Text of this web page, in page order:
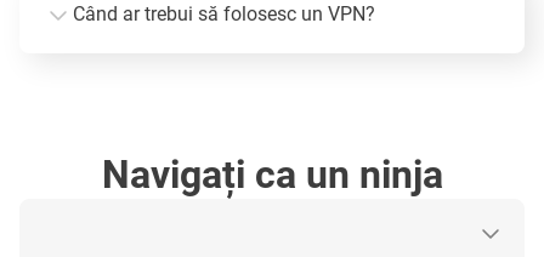
Când ar trebui să folosesc un VPN?
Navigați ca un ninja